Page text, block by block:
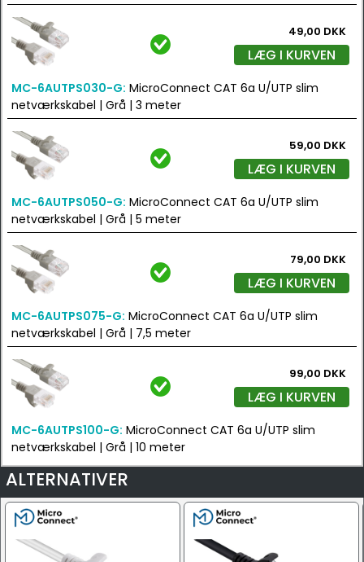
49,00 DKK
LÆG I KURVEN
MC-6AUTPS030-G: MicroConnect CAT 6a U/UTP slim
netværkskabel | Grå | 3 meter
59,00 DKK
LÆG I KURVEN
MC-6AUTPS050-G: MicroConnect CAT 6a U/UTP slim
netværkskabel | Grå | 5 meter
79,00 DKK
LÆG I KURVEN
MC-6AUTPS075-G: MicroConnect CAT 6a U/UTP slim
netværkskabel | Grå | 7,5 meter
99,00 DKK
LÆG I KURVEN
MC-6AUTPS100-G: MicroConnect CAT 6a U/UTP slim
netværkskabel | Grå | 10 meter
ALTERNATIVER